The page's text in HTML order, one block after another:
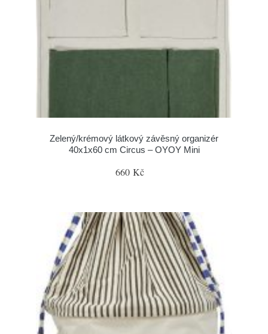
Zelený/krémový látkový závěsný organizér
40x1x60 cm Circus – OYOY Mini
660 Kč